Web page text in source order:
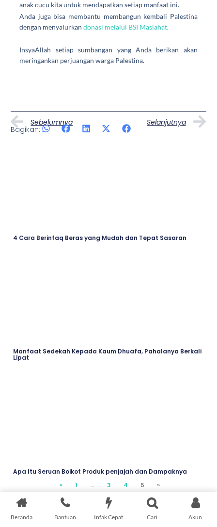
anak cucu kita untuk mendapatkan setiap manfaat ini.
Anda juga bisa membantu membangun kembali Palestina
dengan menyalurkan donasi melalui BSI Maslahat.
InsyaAllah setiap sumbangan yang Anda berikan akan
meringankan perjuangan warga Palestina.
Prev
Sebelumnya Selanjutnya
Bagikan:
4 Cara Berinfaq Beras yang Mudah dan Tepat Sasaran
Manfaat Sedekah Kepada Kaum Dhuafa, Pahalanya Berkali
Lipat
Apa Itu Seruan Boikot Produk penjajah dan Dampaknya
«
… 3 4 5
Beranda Bantuan Infak Cepat Cari Akun